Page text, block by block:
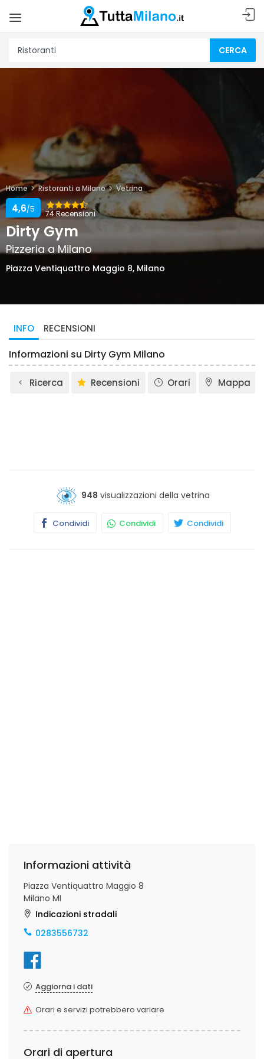
CERCA
Home Ristoranti a Milano Vetrina
74 Recensioni
4,6/5
Dirty Gym
Pizzeria a Milano
Piazza Ventiquattro Maggio 8, Milano
INFO RECENSIONI
Informazioni su Dirty Gym Milano
Ricerca Recensioni Orari Mappa
948 visualizzazioni della vetrina
Condividi Condividi Condividi
Informazioni attività
Piazza Ventiquattro Maggio 8
Milano MI
Indicazioni stradali
0283556732
Aggiorna i dati
Orari e servizi potrebbero variare
Orari di apertura